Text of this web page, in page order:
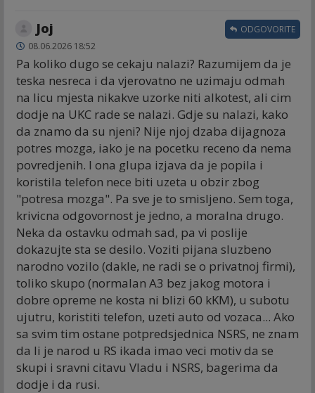
Joj
08.06.2026 18:52
Pa koliko dugo se cekaju nalazi? Razumijem da je
teska nesreca i da vjerovatno ne uzimaju odmah
na licu mjesta nikakve uzorke niti alkotest, ali cim
dodje na UKC rade se nalazi. Gdje su nalazi, kako
da znamo da su njeni? Nije njoj dzaba dijagnoza
potres mozga, iako je na pocetku receno da nema
povredjenih. I ona glupa izjava da je popila i
koristila telefon nece biti uzeta u obzir zbog
"potresa mozga". Pa sve je to smisljeno. Sem toga,
krivicna odgovornost je jedno, a moralna drugo.
Neka da ostavku odmah sad, pa vi poslije
dokazujte sta se desilo. Voziti pijana sluzbeno
narodno vozilo (dakle, ne radi se o privatnoj firmi),
toliko skupo (normalan A3 bez jakog motora i
dobre opreme ne kosta ni blizi 60 kKM), u subotu
ujutru, koristiti telefon, uzeti auto od vozaca... Ako
sa svim tim ostane potpredsjednica NSRS, ne znam
da li je narod u RS ikada imao veci motiv da se
skupi i sravni citavu Vladu i NSRS, bagerima da
dodje i da rusi.
ODGOVORITE